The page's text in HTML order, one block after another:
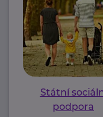
Státní
podpora